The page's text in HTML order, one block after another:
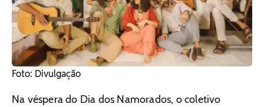
Foto: Divulgação
Na véspera do Dia dos Namorados, o coletivo